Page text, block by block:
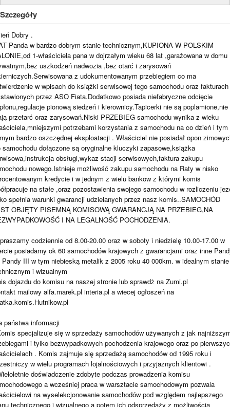
Szczegóły
Dobry .
Panda w bardzo dobrym stanie technicznym,KUPIONA W POLSKIM
1-właściciela pana w dojrzałym wieku 68 lat ,garażowana w domu
uszkodzeń nadwozia ,bez otarć i zarysowań
z udokumentowanym przebiegiem co ma
w wpisach do książki serwisowej tego samochodu oraz fakturach
przez ASO Fiata.Dodatkowo posiada niefabryczne odcięcie
pionową siedzeń i kierownicy.Tapicerki nie są poplamione,nie
przetarć oraz zarysowań.Niski PRZEBIEG samochodu wynika z wieku
potrzebami korzystania z samochodu na co dzień i tym
bardzo oszczędnej eksploatacji . Właściciel nie posiadał opon
samochodu dołączone są oryginalne kluczyki zapasowe,książka
obsługi,wykaz stacji serwisowych,faktura zakupu
nowego.Istnieje możliwość zakupu samochodu na Raty w nisko
kredycie i w jednym z wielu bankow z którymi komis
na stałe ,oraz pozostawienia swojego samochodu w rozliczeniu
spełnia warunki gwarancji udzielanych przez nasz komis..SAMOCHÓD
OBJĘTY PISEMNĄ KOMISOWĄ GWARANCJĄ NA PRZEBIEG,NA
I NA LEGALNOŚĆ POCHODZENIA.
codziennie od 8.00-20.00 oraz w soboty i niedzielę 10.00-17.00 w
posiadamy ok 60 samochodów krajowych z gwarancjami oraz inne
III w tym niebieską metalik z 2005 roku 40 000km. w idealnym stanie
i wizualnym
dojazdu do komisu na naszej stronie lub sprawdż na Zumi.pl
mailowy alfa.marek.pl interia.pl a wiecej ogłoszeń na
państwa informacji
specjalizuje się w sprzedaży samochodów używanych z jak
i tylko bezwypadkowych pochodzenia krajowego oraz po
. Komis zajmuje się sprzedażą samochodów od 1995 roku i
w wielu programach lojalnościowych i przyjaznych klientowi .
doświadczenie zdobyte podczas prowadzenia komisu
a wcześniej praca w warsztacie samochodowym pozwala
na wyselekcjonowanie samochodów pod względem najlepszego
technicznego i wizualnego a potem ich odsprzedaży z możliwością